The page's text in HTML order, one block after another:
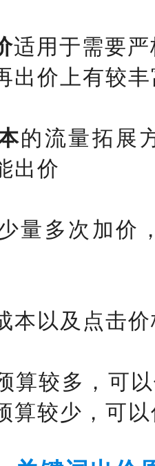
适用于需要
出价上有较
的流量拓展
出价
量多次加价
本以及点击
算较多，可
算较少，可